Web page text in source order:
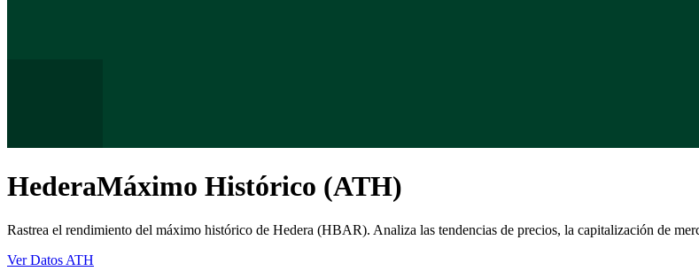
HederaMáximo Histórico (ATH)
Rastrea el rendimiento del máximo histórico de Hedera (HBAR). Analiza las tendencias de precios, la capitalización de
Ver Datos ATH